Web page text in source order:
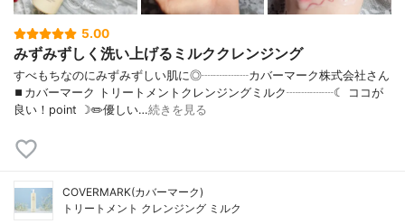
5.00
みずみずしく洗い上げるミルククレンジング
すべもちなのにみずみずしい肌に◎┈┈┈┈カバーマーク株式会社さん
⏹カバーマーク トリートメントクレンジングミルク┈┈┈┈☾ ココが
良い！point ☽✏️優しい…続きを見る
COVERMARK(カバーマーク)
トリートメント クレンジング ミルク